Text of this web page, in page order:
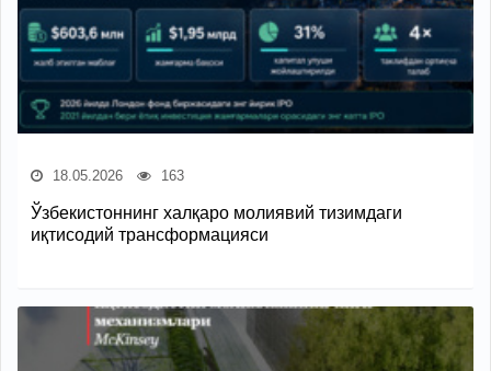
18.05.2026 163
Ўзбекистоннинг халқаро молиявий тизимдаги
иқтисодий трансформацияси